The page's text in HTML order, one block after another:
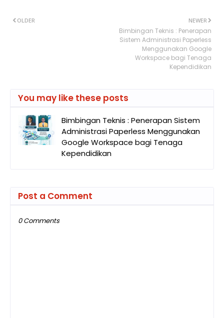
NEWER
Bimbingan Teknis : Penerapan
Sistem Administrasi Paperless
Menggunakan Google
Workspace bagi Tenaga
Kependidikan
OLDER
You may like these posts
Bimbingan Teknis : Penerapan Sistem
Administrasi Paperless Menggunakan
Google Workspace bagi Tenaga
Kependidikan
Post a Comment
0 Comments